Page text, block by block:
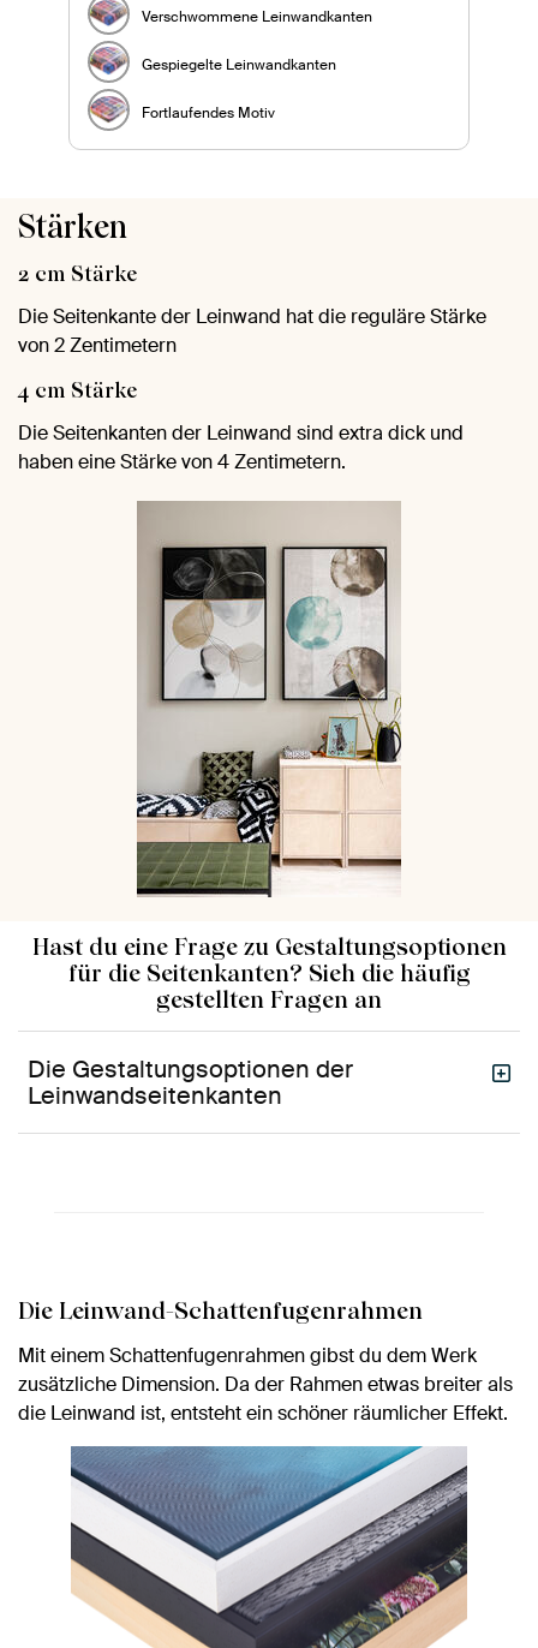
Verschwommene Leinwandkanten
Gespiegelte Leinwandkanten
Fortlaufendes Motiv
Stärken
2 cm Stärke
Die Seitenkante der Leinwand hat die reguläre Stärke
von 2 Zentimetern
4 cm Stärke
Die Seitenkanten der Leinwand sind extra dick und
haben eine Stärke von 4 Zentimetern.
Hast du eine Frage zu Gestaltungsoptionen
für die Seitenkanten? Sieh die häufig
gestellten Fragen an
Die Gestaltungsoptionen der
Leinwandseitenkanten
Die Leinwand-Schattenfugenrahmen
Mit einem Schattenfugenrahmen gibst du dem Werk
zusätzliche Dimension. Da der Rahmen etwas breiter als
die Leinwand ist, entsteht ein schöner räumlicher Effekt.